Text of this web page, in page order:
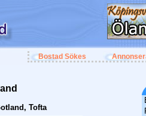
Bostad Sökes
Tofta